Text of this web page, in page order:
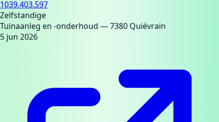
1039.403.597
Zelfstandige
Tuinaanleg en -onderhoud — 7380 Quiévrain
5 jun 2026